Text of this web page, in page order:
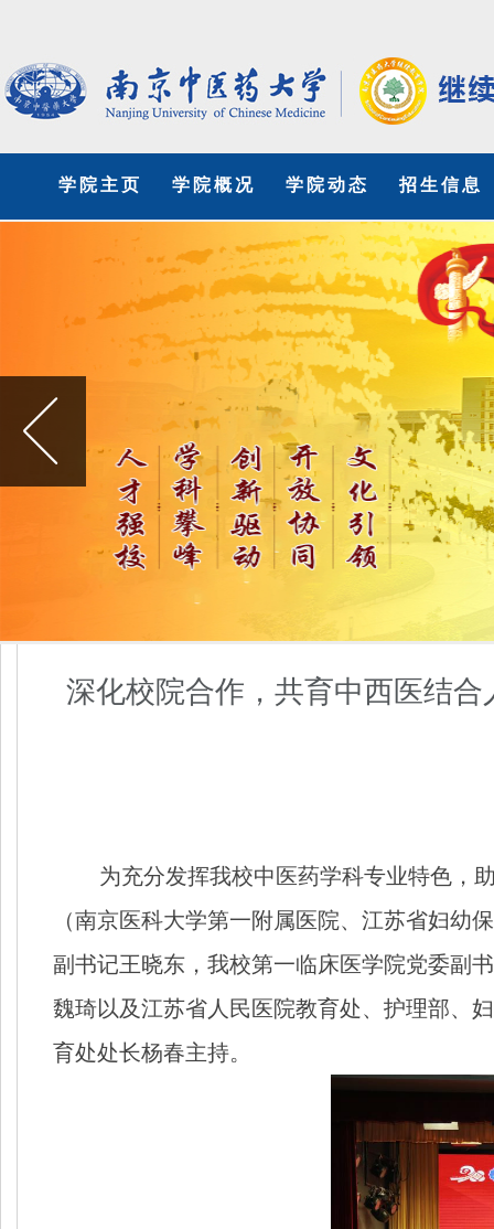
学院主页 学院概况 学院动态 招生信息
深化校院合作，共育中西医结
为充分发挥我校中医药学科专业特色，
（南京医科大学第一附属医院、江苏省妇幼
副书记王晓东，我校第一临床医学院党委副
魏琦以及江苏省人民医院教育处、护理部、
育处处长杨春主持。